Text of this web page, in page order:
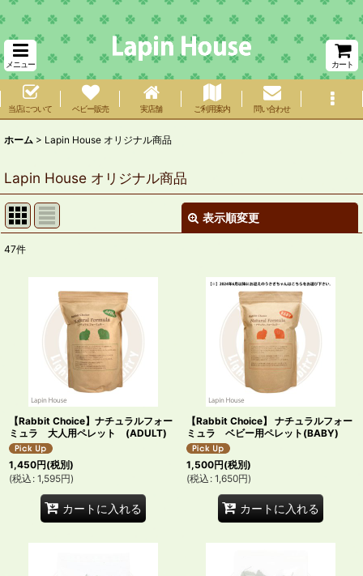
メニュー カート
当店について ベビー販売 実店舗 ご利用案内 問い合わせ
ホーム > Lapin House オリジナル商品
Lapin House オリジナル商品
表示順変更
在庫あり
47件
【Rabbit Choice】ナチュラルフォー
ミュラ 大人用ペレット (ADULT)
1,450円(税別)
(税込 : 1,595円)
カートに入れる
【Rabbit Choice】 ナチュラルフォー
ミュラ ベビー用ペレット(BABY)
1,500円(税別)
(税込 : 1,650円)
カートに入れる